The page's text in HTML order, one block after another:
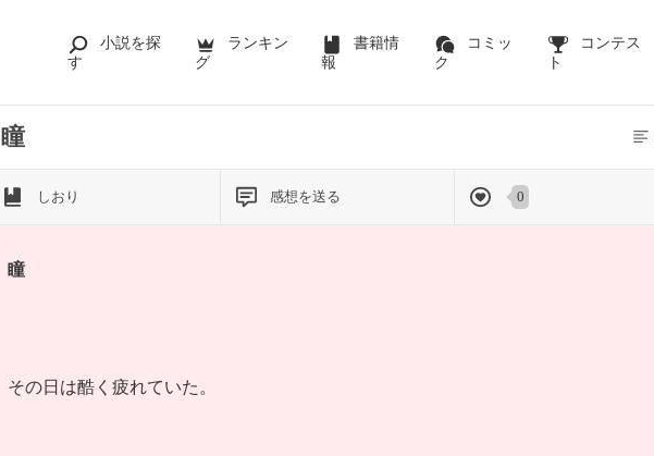
小説を探
す
ランキン
グ
書籍情
報
コミッ
ク
コンテス
ト
瞳
しおり 感想を送る 0
瞳
その日は酷く疲れていた。